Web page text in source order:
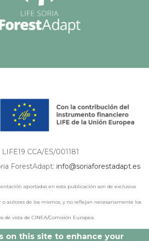
LIFE19 CCA/ES/001181
ForestAdapt: info@soriaforestadapt.es
aportadas en esta publicación son de exclusiva
autores de los mismos, y no reflejan necesariamente los
de vista de CINEA/Comisión Europea.
on this site to enhance your